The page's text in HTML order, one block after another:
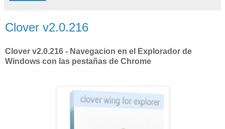
Clover v2.0.216
Clover v2.0.216 - Navegacion en el Explorador de
Windows con las pestañas de Chrome